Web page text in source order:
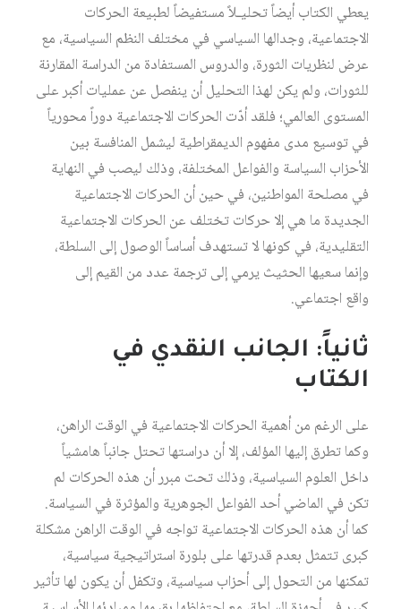
يعطي الكتاب أيضاً تحليـلاً مستفيضاً لطبيعة الحركات
الاجتماعية، وجدالها السياسي في مختلف النظم السياسية، مع
عرض لنظريات الثورة، والدروس المستفادة من الدراسة المقارنة
للثورات، ولم يكن لهذا التحليل أن ينفصل عن عمليات أكبر على
المستوى العالمي؛ فلقد أدّت الحركات الاجتماعية دوراً محورياً
في توسيع مدى مفهوم الديمقراطية ليشمل المنافسة بين
الأحزاب السياسة والفواعل المختلفة، وذلك ليصب في النهاية
في مصلحة المواطنين، في حين أن الحركات الاجتماعية
الجديدة ما هي إلا حركات تختلف عن الحركات الاجتماعية
التقليدية، في كونها لا تستهدف أساساً الوصول إلى السلطة،
وإنما سعيها الحثيث يرمي إلى ترجمة عدد من القيم إلى
واقع اجتماعي.
ثانياً: الجانب النقدي في
الكتاب
على الرغم من أهمية الحركات الاجتماعية في الوقت الراهن،
وكما تطرق إليها المؤلف، إلا أن دراستها تحتل جانباً هامشياً
داخل العلوم السياسية، وذلك تحت مبرر أن هذه الحركات لم
تكن في الماضي أحد الفواعل الجوهرية والمؤثرة في السياسة.
كما أن هذه الحركات الاجتماعية تواجه في الوقت الراهن مشكلة
كبرى تتمثل بعدم قدرتها على بلورة استراتيجية سياسية،
تمكنها من التحول إلى أحزاب سياسية، وتكفل أن يكون لها تأثير